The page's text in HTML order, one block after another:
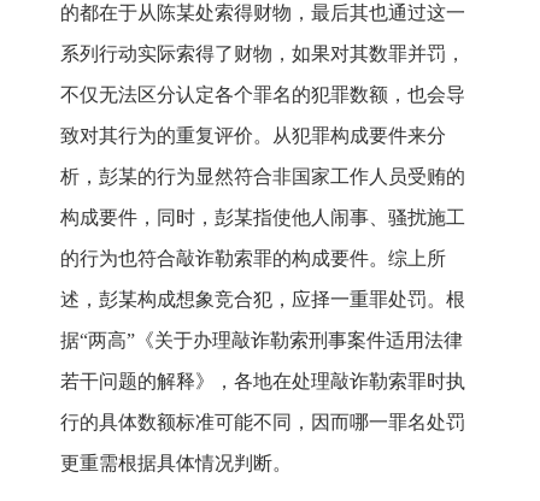
的都在于从陈某处索得财物，最后其也通过这一
系列行动实际索得了财物，如果对其数罪并罚，
不仅无法区分认定各个罪名的犯罪数额，也会导
致对其行为的重复评价。从犯罪构成要件来分
析，彭某的行为显然符合非国家工作人员受贿的
构成要件，同时，彭某指使他人闹事、骚扰施工
的行为也符合敲诈勒索罪的构成要件。综上所
述，彭某构成想象竞合犯，应择一重罪处罚。根
据“两高”《关于办理敲诈勒索刑事案件适用法律
若干问题的解释》，各地在处理敲诈勒索罪时执
行的具体数额标准可能不同，因而哪一罪名处罚
更重需根据具体情况判断。